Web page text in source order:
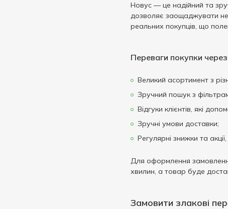
Новус — це надійний та
дозволяє заощаджувати не
реальних покупців, що
Переваги покупки
Великий асортимент з
Зручний пошук з
Відгуки клієнтів, які
Зручні умови доставки;
Регулярні знижки та
Для оформлення
хвилин, а товар буде
Замовити злакові